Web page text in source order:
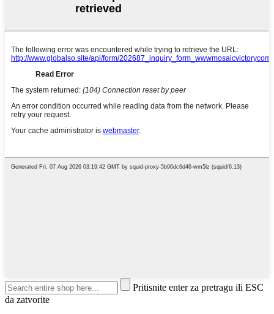
Pritisnite enter za pretragu ili ESC
da zatvorite